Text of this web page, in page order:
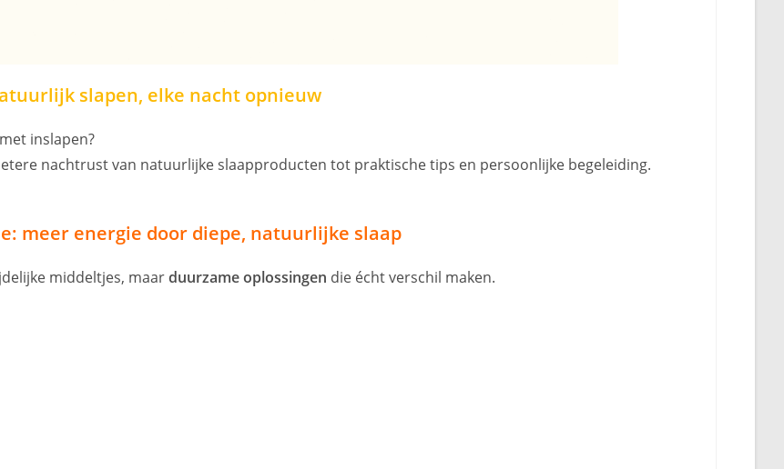
slapen, elke nacht opnieuw
inslapen?
nachtrust van natuurlijke slaapproducten tot praktische tips en persoonlijke begeleiding.
meer energie door diepe, natuurlijke slaap
middeltjes, maarduurzame oplossingen die écht verschil maken.